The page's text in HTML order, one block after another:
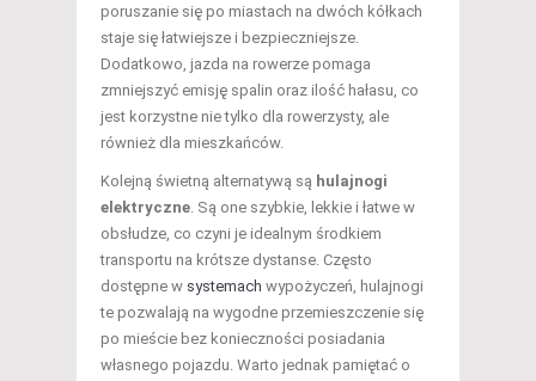
poruszanie się po miastach na dwóch kółkach
staje się łatwiejsze i bezpieczniejsze.
Dodatkowo, jazda na rowerze pomaga
zmniejszyć emisję spalin oraz ilość hałasu, co
jest korzystne nie tylko dla rowerzysty, ale
również dla mieszkańców.
Kolejną świetną alternatywą są hulajnogi
elektryczne . Są one szybkie, lekkie i łatwe w
obsłudze, co czyni je idealnym środkiem
transportu na krótsze dystanse. Często
dostępne w systemach wypożyczeń, hulajnogi
te pozwalają na wygodne przemieszczenie się
po mieście bez konieczności posiadania
własnego pojazdu. Warto jednak pamiętać o